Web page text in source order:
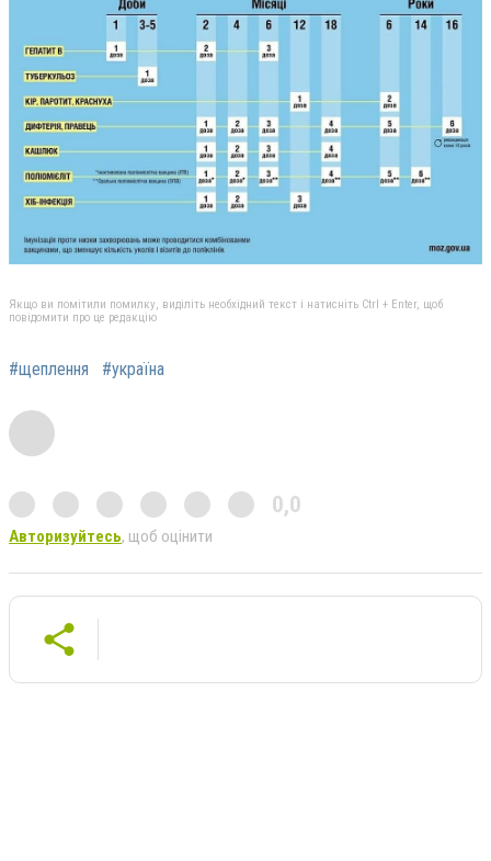
Якщо ви помітили помилку, виділіть необхідний текст і натисніть Ctrl + Enter, щоб
повідомити про це редакцію
#щеплення #україна
0,0
Авторизуйтесь, щоб оцінити